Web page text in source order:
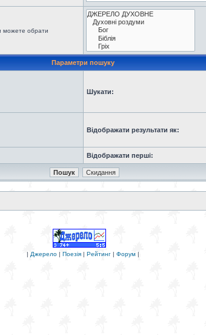
можете обрати
Параметри пошуку
Шукати:
Відображати результати як:
Відображати перші:
| Джерело | Поезія | Рейтинг | Форум |